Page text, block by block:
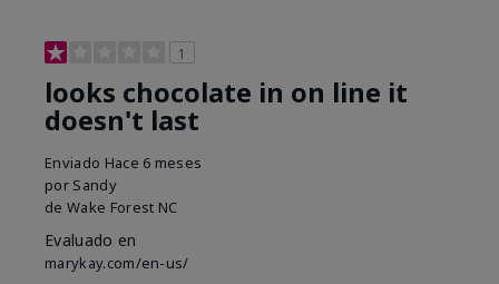
1
looks chocolate in on line it
doesn't last
Enviado Hace 6 meses
por Sandy
de Wake Forest NC
Evaluado en
marykay.com/en-us/